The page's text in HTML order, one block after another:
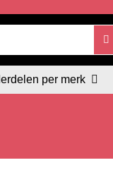
per merk